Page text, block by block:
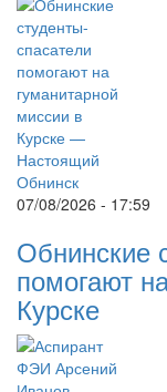
07/08/2026 - 17:59
Обнинские
помогают
Курске